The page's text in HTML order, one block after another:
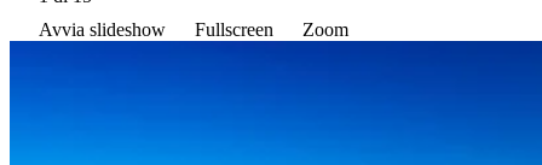
Avvia slideshow
Fullscreen Zoom